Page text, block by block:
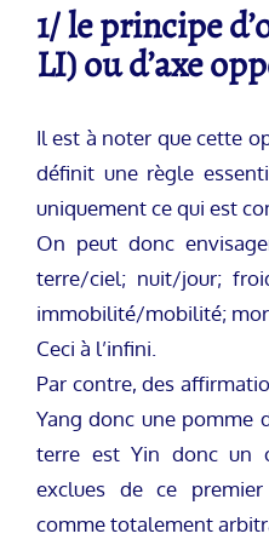
1/ le principe
LI) ou d’axe
Il est à noter que cette
définit une règle
uniquement ce qui est
On peut donc
terre/ciel; nuit/jour;
immobilité/mobilité;
Ceci à l’infini.
Par contre, des
Yang donc une pomme
terre est Yin donc un
exclues de ce
comme totalement